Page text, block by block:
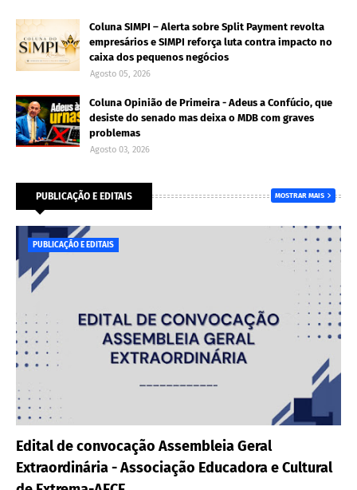
Coluna SIMPI – Alerta sobre Split Payment revolta
empresários e SIMPI reforça luta contra impacto no
caixa dos pequenos negócios
Agosto 05, 2026
Coluna Opinião de Primeira - Adeus a Confúcio, que
desiste do senado mas deixa o MDB com graves
problemas
Agosto 03, 2026
PUBLICAÇÃO E EDITAIS MOSTRAR MAIS
PUBLICAÇÃO E EDITAIS
Edital de convocação Assembleia Geral
Extraordinária - Associação Educadora e Cultural